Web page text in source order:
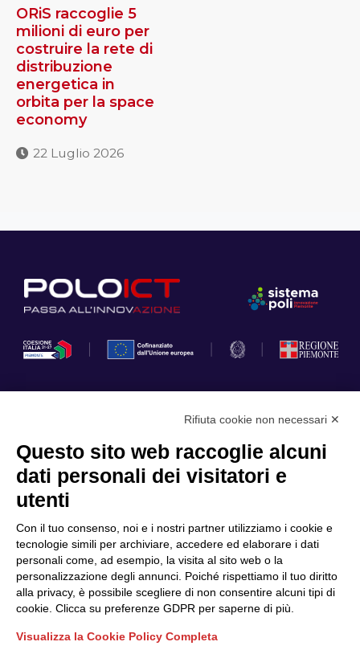
ORiS raccoglie 5
milioni di euro per
costruire la rete di
distribuzione
energetica in
orbita per la space
economy
22 Luglio 2026
Cookie Policy
Scopri il Polo
Partner
Finanziamenti e bandi
Internazionalizzazione
News & Eventi
Privacy
Seguici
Rifiuta cookie non necessari ✕
Questo sito web raccoglie alcuni
dati personali dei visitatori e
utenti
Con il tuo consenso, noi e i nostri partner utilizziamo i cookie e
tecnologie simili per archiviare, accedere ed elaborare i dati
personali come, ad esempio, la visita al sito web o la
personalizzazione degli annunci. Poiché rispettiamo il tuo diritto
alla privacy, è possibile scegliere di non consentire alcuni tipi di
cookie. Clicca su preferenze GDPR per saperne di più.
Visualizza la Cookie Policy Completa